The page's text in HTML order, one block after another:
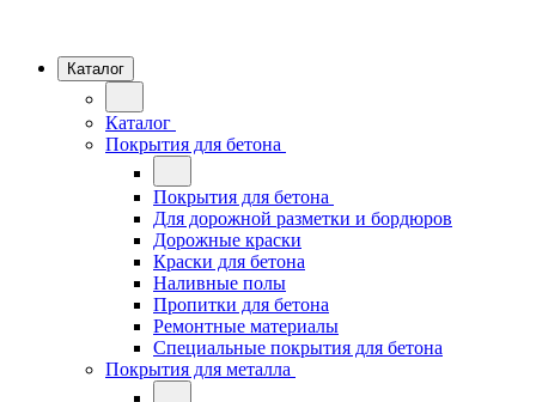
Каталог
Каталог
Покрытия для бетона
Покрытия для бетона
Для дорожной разметки и бордюров
Дорожные краски
Краски для бетона
Наливные полы
Пропитки для бетона
Ремонтные материалы
Специальные покрытия для бетона
Покрытия для металла